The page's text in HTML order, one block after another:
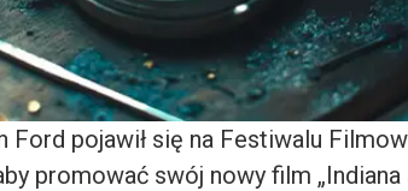
pojawił się na Festiwalu
promować swój nowy film